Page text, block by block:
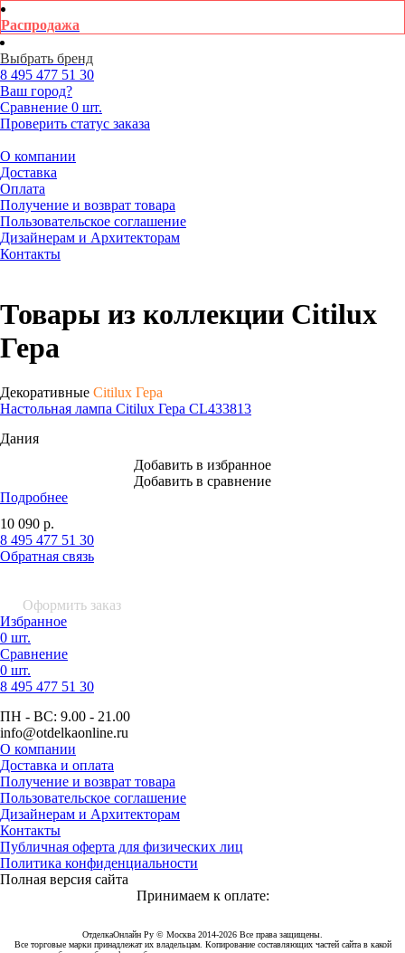
Распродажа
Выбрать бренд
8 495 477 51 30
Ваш город?
Сравнение 0 шт.
Проверить статус заказа
О компании
Доставка
Оплата
Получение и возврат товара
Пользовательское соглашение
Дизайнерам и Архитекторам
Контакты
Товары из коллекции Citilux
Гера
Декоративные Citilux Гера
Настольная лампа Citilux Гера CL433813
Дания
Добавить в избранное
Добавить в сравнение
Подробнее
10 090 р.
8 495 477 51 30
Обратная связь
Оформить заказ
Избранное
0 шт.
Сравнение
0 шт.
8 495 477 51 30
ПН - ВС: 9.00 - 21.00
info@otdelkaonline.ru
О компании
Доставка и оплата
Получение и возврат товара
Пользовательское соглашение
Дизайнерам и Архитекторам
Контакты
Публичная оферта для физических лиц
Политика конфиденциальности
Полная версия сайта
Принимаем к оплате:
ОтделкаОнлайн Ру © Москва 2014-2026 Все права защищены.
Все торговые марки принадлежат их владельцам. Копирование составляющих частей сайта в какой